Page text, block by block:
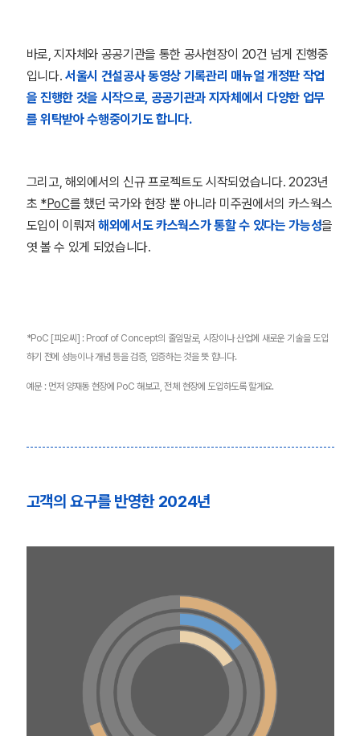
바로, 지자체와 공공기관을 통한 공사현장이 20건 넘게 진행중
입니다. 서울시 건설공사 동영상 기록관리 매뉴얼 개정판 작업
을 진행한 것을 시작으로, 공공기관과 지자체에서 다양한 업무
를 위탁받아 수행중이기도 합니다.
그리고, 해외에서의 신규 프로젝트도 시작되었습니다. 2023년
초 *PoC를 했던 국가와 현장 뿐 아니라 미주권에서의 카스웍스
도입이 이뤄져 해외에서도 카스웍스가 통할 수 있다는 가능성을
엿 볼 수 있게 되었습니다.
*PoC [피오씨] : Proof of Concept의 줄임말로, 시장이나 산업에 새로운 기술을 도입
하기 전에 성능이나 개념 등을 검증, 입증하는 것을 뜻 합니다.
예문 : 먼저 양재동 현장에 PoC 해보고, 전체 현장에 도입하도록 할게요.
고객의 요구를 반영한 2024년